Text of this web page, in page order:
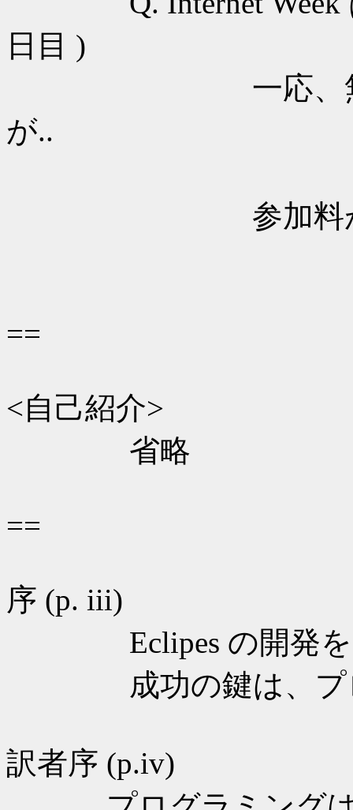
日目 )
一応、無料枠 (
が..
参加料が
==
<自己紹介>
省略
==
序 (p. iii)
Eclipes の開発を
成功の鍵は、プロ
訳者序 (p.iv)